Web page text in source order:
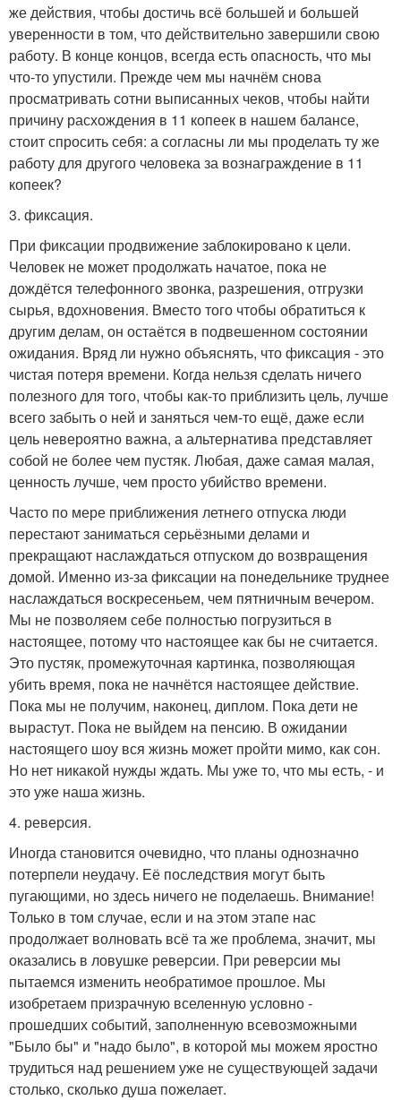
же действия, чтобы достичь всё большей и большей
уверенности в том, что действительно завершили свою
работу. В конце концов, всегда есть опасность, что мы
что-то упустили. Прежде чем мы начнём снова
просматривать сотни выписанных чеков, чтобы найти
причину расхождения в 11 копеек в нашем балансе,
стоит спросить себя: а согласны ли мы проделать ту же
работу для другого человека за вознаграждение в 11
копеек?
3. фиксация.
При фиксации продвижение заблокировано к цели.
Человек не может продолжать начатое, пока не
дождётся телефонного звонка, разрешения, отгрузки
сырья, вдохновения. Вместо того чтобы обратиться к
другим делам, он остаётся в подвешенном состоянии
ожидания. Вряд ли нужно объяснять, что фиксация - это
чистая потеря времени. Когда нельзя сделать ничего
полезного для того, чтобы как-то приблизить цель, лучше
всего забыть о ней и заняться чем-то ещё, даже если
цель невероятно важна, а альтернатива представляет
собой не более чем пустяк. Любая, даже самая малая,
ценность лучше, чем просто убийство времени.
Часто по мере приближения летнего отпуска люди
перестают заниматься серьёзными делами и
прекращают наслаждаться отпуском до возвращения
домой. Именно из-за фиксации на понедельнике труднее
наслаждаться воскресеньем, чем пятничным вечером.
Мы не позволяем себе полностью погрузиться в
настоящее, потому что настоящее как бы не считается.
Это пустяк, промежуточная картинка, позволяющая
убить время, пока не начнётся настоящее действие.
Пока мы не получим, наконец, диплом. Пока дети не
вырастут. Пока не выйдем на пенсию. В ожидании
настоящего шоу вся жизнь может пройти мимо, как сон.
Но нет никакой нужды ждать. Мы уже то, что мы есть, - и
это уже наша жизнь.
4. реверсия.
Иногда становится очевидно, что планы однозначно
потерпели неудачу. Её последствия могут быть
пугающими, но здесь ничего не поделаешь. Внимание!
Только в том случае, если и на этом этапе нас
продолжает волновать всё та же проблема, значит, мы
оказались в ловушке реверсии. При реверсии мы
пытаемся изменить необратимое прошлое. Мы
изобретаем призрачную вселенную условно -
прошедших событий, заполненную всевозможными
"Было бы" и "надо было", в которой мы можем яростно
трудиться над решением уже не существующей задачи
столько, сколько душа пожелает.